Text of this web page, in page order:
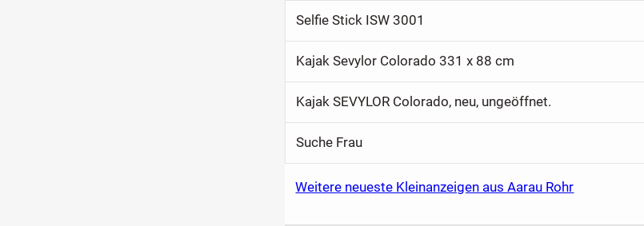
Selfie Stick ISW 3001
Kajak Sevylor Colorado 331 x 88 cm
Kajak SEVYLOR Colorado, neu, ungeöffnet.
Suche Frau
Weitere neueste Kleinanzeigen aus Aarau Rohr